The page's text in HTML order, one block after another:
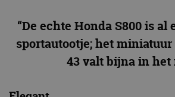
“De echte Honda S800 is
sportautootje; het miniatuur
43 valt bijna in het